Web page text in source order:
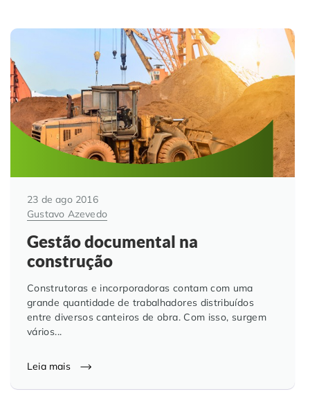
23 de ago 2016
Gustavo Azevedo
Gestão documental na
construção
Construtoras e incorporadoras contam com uma
grande quantidade de trabalhadores distribuídos
entre diversos canteiros de obra. Com isso, surgem
vários...
Leia mais